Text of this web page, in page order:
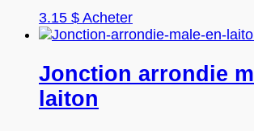
être
sur
la
3.15 $ Acheter
Jonction arrondie
laiton